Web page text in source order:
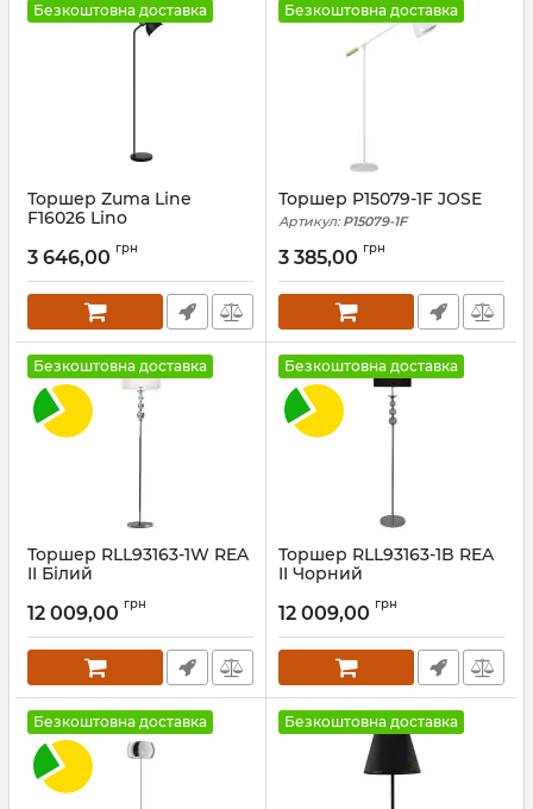
Безкоштовна доставка
Торшер Zuma Line
F16026 Lino
3 646,00 грн
Безкоштовна доставка
Торшер P15079-1F JOSE
Артикул:P15079-1F
3 385,00 грн
Безкоштовна доставка
Торшер RLL93163-1W REA
II Білий
12 009,00 грн
Безкоштовна доставка
Торшер RLL93163-1B REA
II Чорний
12 009,00 грн
Безкоштовна доставка Безкоштовна доставка